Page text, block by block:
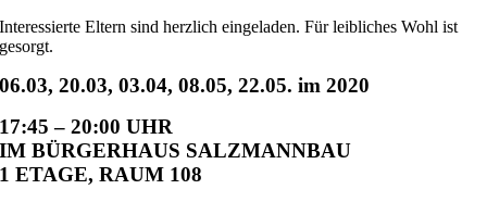
Interessierte Eltern sind herzlich eingeladen. Für leibliches Wohl ist
gesorgt.
06.03, 20.03, 03.04, 08.05, 22.05. im 2020
17:45 – 20:00 UHR
IM BÜRGERHAUS SALZMANNBAU
1 ETAGE, RAUM 108